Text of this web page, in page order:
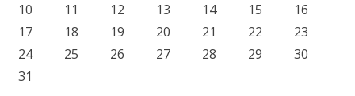
10
11 12 13 14 15
16
17
18 19 20 21 22
23
24
25 26 27 28 29
30
31